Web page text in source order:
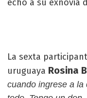
echó a su exnovia
La sexta
uruguaya Rosina
cuando ingrese a la